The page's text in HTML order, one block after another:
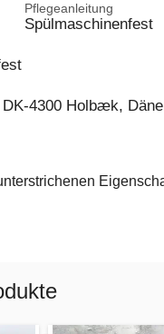
Pflegeanleitung
Spülmaschinenfest
4300 Holbæk,